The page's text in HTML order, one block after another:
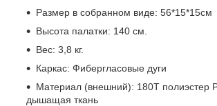
Размер в собранном виде: 56*15*15см
Высота палатки: 140 см.
Вес: 3,8 кг.
Каркас: Фибергласовые дуги
Материал (внешний): 180T полиэстер
дышащая ткань